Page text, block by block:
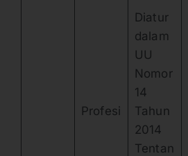
Profesi
Diatur
dalam
UU
Nomor
14
Tahun
2014
Tentan